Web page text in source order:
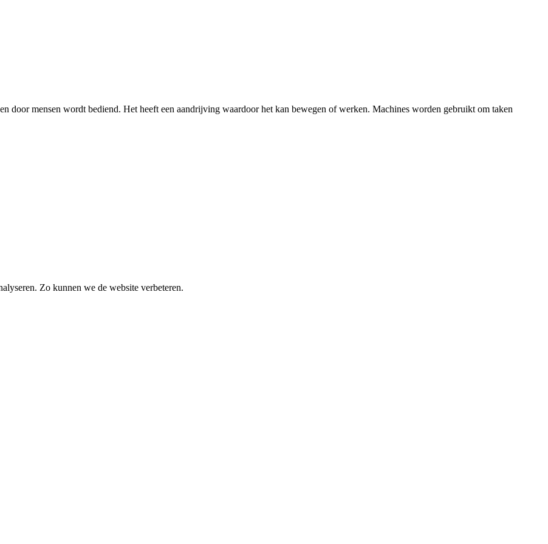
door mensen wordt bediend. Het heeft een aandrijving waardoor het kan bewegen of werken. Machines worden gebruikt om taken
Zo kunnen we de website verbeteren.